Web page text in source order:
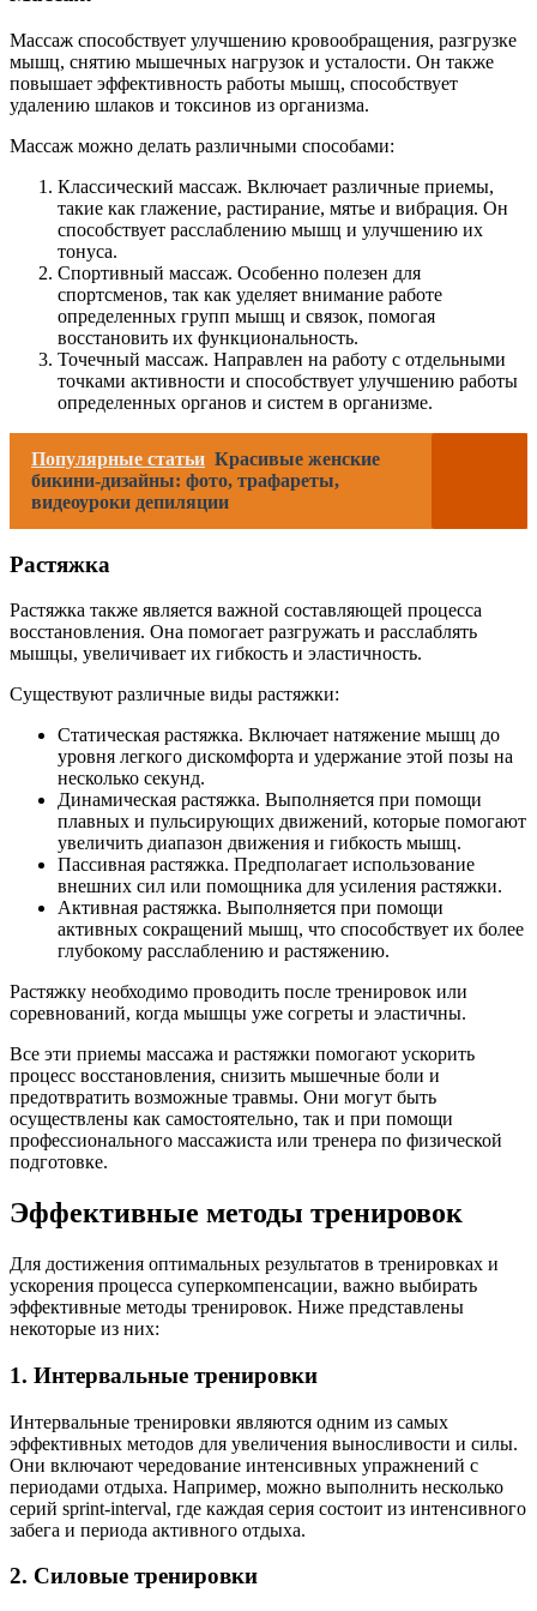
Массаж способствует улучшению кровообращения, разгрузке
мышц, снятию мышечных нагрузок и усталости. Он также
повышает эффективность работы мышц, способствует
удалению шлаков и токсинов из организма.
Массаж можно делать различными способами:
Классический массаж. Включает различные приемы,
такие как глажение, растирание, мятье и вибрация. Он
способствует расслаблению мышц и улучшению их
тонуса.
Спортивный массаж. Особенно полезен для
спортсменов, так как уделяет внимание работе
определенных групп мышц и связок, помогая
восстановить их функциональность.
Точечный массаж. Направлен на работу с отдельными
точками активности и способствует улучшению работы
определенных органов и систем в организме.
Популярные статьи Красивые женские
бикини-дизайны: фото, трафареты,
видеоуроки депиляции
Растяжка
Растяжка также является важной составляющей процесса
восстановления. Она помогает разгружать и расслаблять
мышцы, увеличивает их гибкость и эластичность.
Существуют различные виды растяжки:
Статическая растяжка. Включает натяжение мышц до
уровня легкого дискомфорта и удержание этой позы на
несколько секунд.
Динамическая растяжка. Выполняется при помощи
плавных и пульсирующих движений, которые помогают
увеличить диапазон движения и гибкость мышц.
Пассивная растяжка. Предполагает использование
внешних сил или помощника для усиления растяжки.
Активная растяжка. Выполняется при помощи
активных сокращений мышц, что способствует их более
глубокому расслаблению и растяжению.
Растяжку необходимо проводить после тренировок или
соревнований, когда мышцы уже согреты и эластичны.
Все эти приемы массажа и растяжки помогают ускорить
процесс восстановления, снизить мышечные боли и
предотвратить возможные травмы. Они могут быть
осуществлены как самостоятельно, так и при помощи
профессионального массажиста или тренера по физической
подготовке.
Эффективные методы тренировок
Для достижения оптимальных результатов в тренировках и
ускорения процесса суперкомпенсации, важно выбирать
эффективные методы тренировок. Ниже представлены
некоторые из них:
1. Интервальные тренировки
Интервальные тренировки являются одним из самых
эффективных методов для увеличения выносливости и силы.
Они включают чередование интенсивных упражнений с
периодами отдыха. Например, можно выполнить несколько
серий sprint-interval, где каждая серия состоит из интенсивного
забега и периода активного отдыха.
2. Силовые тренировки